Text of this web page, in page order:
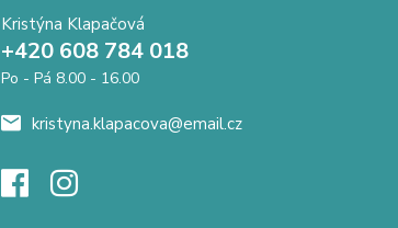
Kristýna Klapačová
+420 608 784 018
Po - Pá 8.00 - 16.00
kristyna.klapacova@email.cz